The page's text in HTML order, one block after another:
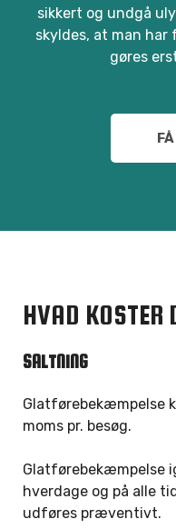
sikkert og undgå
skyldes, at man har
gøres
HVAD KOSTER
SALTNING
Glatførebekæmpelse
moms pr. besøg.
Glatførebekæmpelse
hverdage og på alle
udføres præventivt.